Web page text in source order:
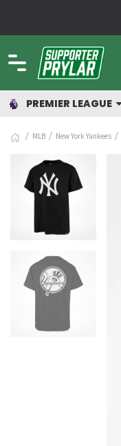
PREMIER LEAGUE
MLB New York Yankees